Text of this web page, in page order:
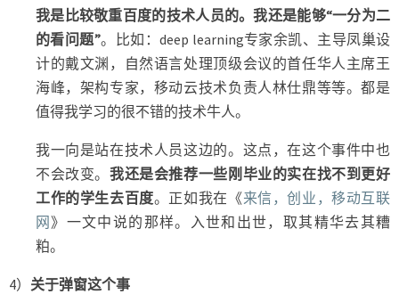
我是比较敬重百度的技术人员的。我还是能够“一分为二
的看问题”。比如：deep learning专家余凯、主导凤巢设
计的戴文渊，自然语言处理顶级会议的首任华人主席王
海峰，架构专家，移动云技术负责人林仕鼎等等。都是
值得我学习的很不错的技术牛人。
我一向是站在技术人员这边的。这点，在这个事件中也
不会改变。我还是会推荐一些刚毕业的实在找不到更好
工作的学生去百度。正如我在《来信，创业，移动互联
网》一文中说的那样。入世和出世，取其精华去其糟
粕。
4） 关于弹窗这个事